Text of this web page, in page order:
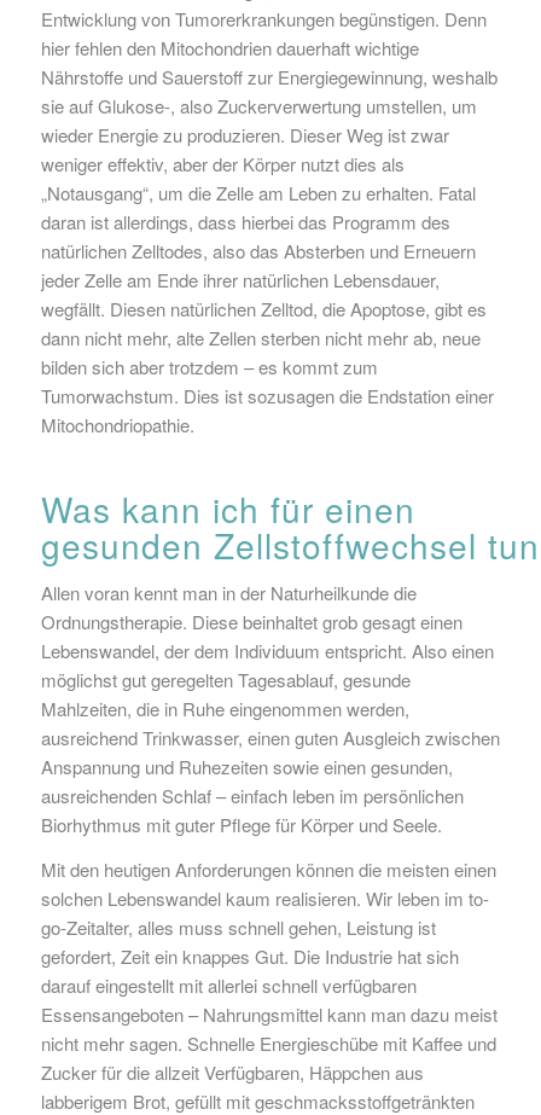
Entwicklung von Tumorerkrankungen begünstigen. Denn
hier fehlen den Mitochondrien dauerhaft wichtige
Nährstoffe und Sauerstoff zur Energiegewinnung, weshalb
sie auf Glukose-, also Zuckerverwertung umstellen, um
wieder Energie zu produzieren. Dieser Weg ist zwar
weniger effektiv, aber der Körper nutzt dies als
„Notausgang“, um die Zelle am Leben zu erhalten. Fatal
daran ist allerdings, dass hierbei das Programm des
natürlichen Zelltodes, also das Absterben und Erneuern
jeder Zelle am Ende ihrer natürlichen Lebensdauer,
wegfällt. Diesen natürlichen Zelltod, die Apoptose, gibt es
dann nicht mehr, alte Zellen sterben nicht mehr ab, neue
bilden sich aber trotzdem – es kommt zum
Tumorwachstum. Dies ist sozusagen die Endstation einer
Mitochondriopathie.
Was kann ich für einen
gesunden Zellstoffwechsel
Allen voran kennt man in der Naturheilkunde die
Ordnungstherapie. Diese beinhaltet grob gesagt einen
Lebenswandel, der dem Individuum entspricht. Also einen
möglichst gut geregelten Tagesablauf, gesunde
Mahlzeiten, die in Ruhe eingenommen werden,
ausreichend Trinkwasser, einen guten Ausgleich zwischen
Anspannung und Ruhezeiten sowie einen gesunden,
ausreichenden Schlaf – einfach leben im persönlichen
Biorhythmus mit guter Pflege für Körper und Seele.
Mit den heutigen Anforderungen können die meisten einen
solchen Lebenswandel kaum realisieren. Wir leben im to-
go-Zeitalter, alles muss schnell gehen, Leistung ist
gefordert, Zeit ein knappes Gut. Die Industrie hat sich
darauf eingestellt mit allerlei schnell verfügbaren
Essensangeboten – Nahrungsmittel kann man dazu meist
nicht mehr sagen. Schnelle Energieschübe mit Kaffee und
Zucker für die allzeit Verfügbaren, Häppchen aus
labberigem Brot, gefüllt mit geschmacksstoffgetränkten